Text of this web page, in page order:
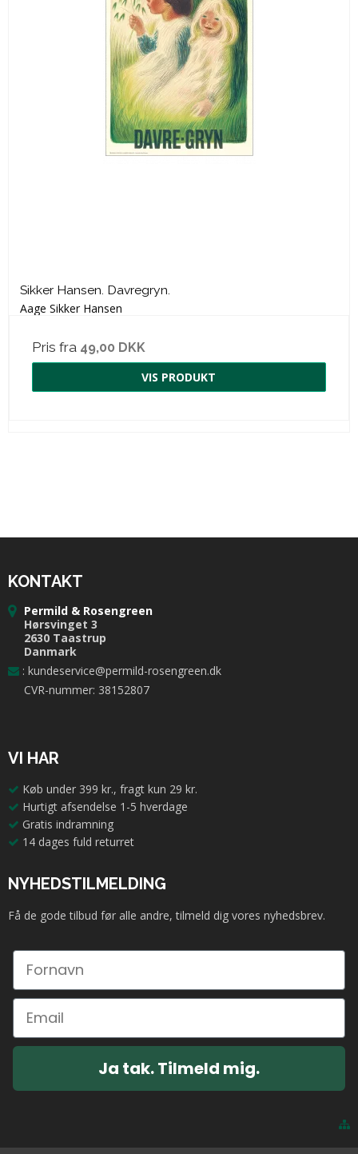
Sikker Hansen. Davregryn.
Aage Sikker Hansen
Pris fra 49,00 DKK
VIS PRODUKT
KONTAKT
Permild & Rosengreen
Hørsvinget 3
2630 Taastrup
Danmark
: kundeservice@permild-rosengreen.dk
CVR-nummer: 38152807
VI HAR
Køb under 399 kr., fragt kun 29 kr.
Hurtigt afsendelse 1-5 hverdage
Gratis indramning
14 dages fuld returret
NYHEDSTILMELDING
Få de gode tilbud før alle andre, tilmeld dig vores nyhedsbrev.
Ja tak. Tilmeld mig.